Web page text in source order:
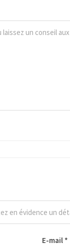
E-mail *